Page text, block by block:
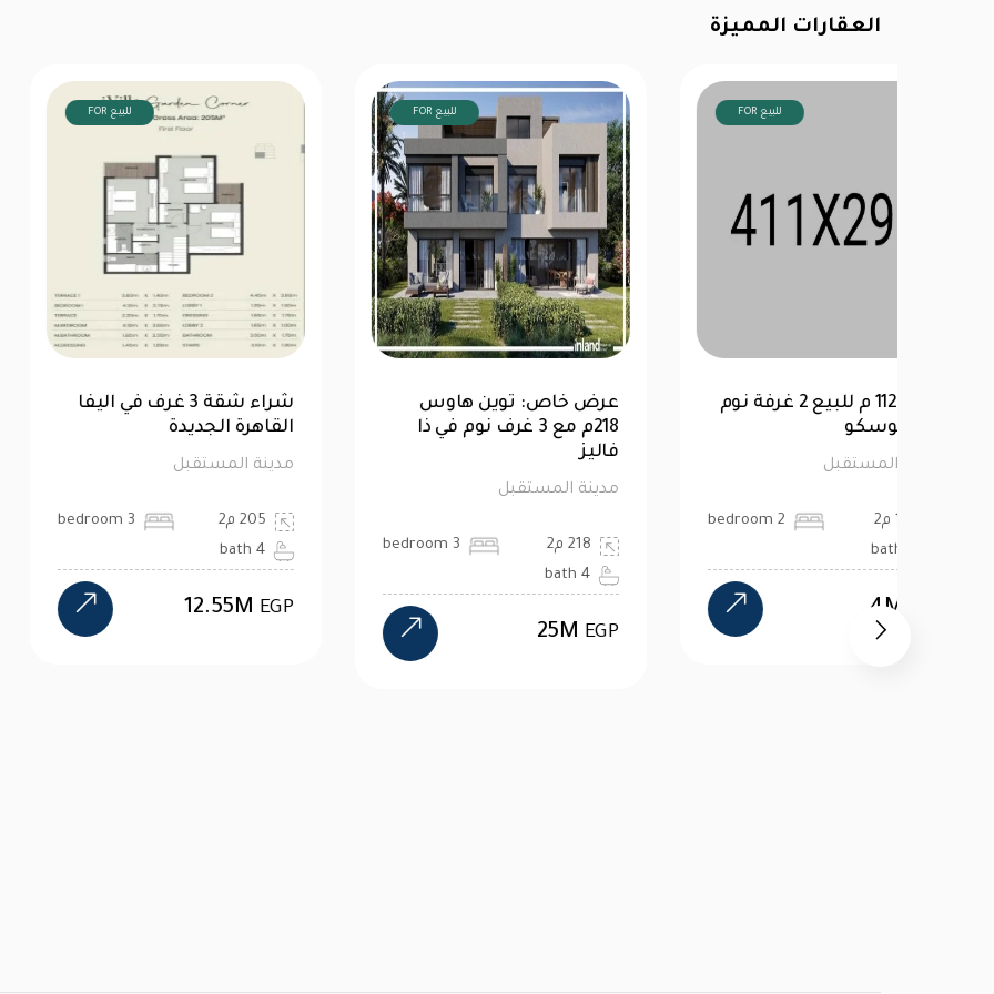
العقارات المميزة
شراء شقة 3 غرف في اليفا
القاهرة الجديدة
مدينة المستقبل
205 م2
12.55M EGP
عرض خاص: توين هاوس
218م مع 3 غرف نوم في ذا
مدينة المستقبل
218 م2
في البوسكو
مدينة المستقبل
112 م2